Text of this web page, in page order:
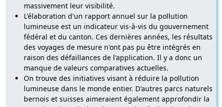
massivement leur visibilité.
L'élaboration d'un rapport annuel sur la pollution
lumineuse est un indicateur vis-à-vis du gouvernement
fédéral et du canton. Ces dernières années, les résultats
des voyages de mesure n'ont pas pu être intégrés en
raison des défaillances de l'application. Il y a donc un
manque de valeurs comparatives actuelles.
On trouve des initiatives visant à réduire la pollution
lumineuse dans le monde entier. D'autres parcs naturels
bernois et suisses aimeraient également approfondir la